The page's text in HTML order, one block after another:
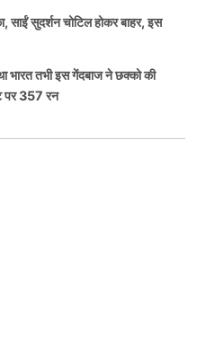
साईं सुदर्शन चोटिल होकर बाहर, इस
तभी इस गेंदबाज ने छक्को की
पर 357 रन